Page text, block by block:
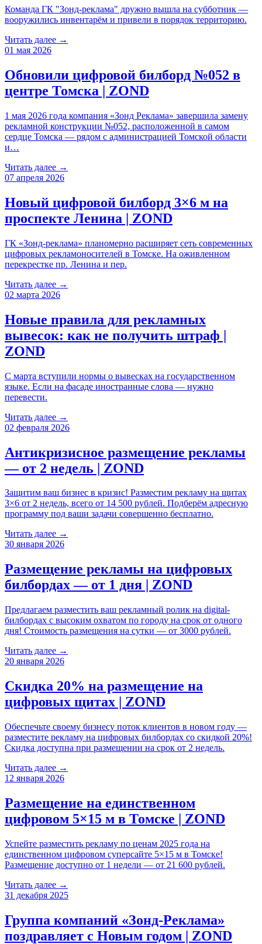
Команда ГК "Зонд-реклама" дружно вышла на субботник —
вооружились инвентарём и привели в порядок территорию.
Читать далее →
01 мая 2026
Обновили цифровой билборд №052 в
центре Томска | ZOND
1 мая 2026 года компания «Зонд Реклама» завершила замену
рекламной конструкции №052, расположенной в самом
сердце Томска — рядом с администрацией Томской области
и…
Читать далее →
07 апреля 2026
Новый цифровой билборд 3×6 м на
проспекте Ленина | ZOND
ГК «Зонд-реклама» планомерно расширяет сеть современных
цифровых рекламоносителей в Томске. На оживленном
перекрестке пр. Ленина и пер.
Читать далее →
02 марта 2026
Новые правила для рекламных
вывесок: как не получить штраф |
ZOND
С марта вступили нормы о вывесках на государственном
языке. Если на фасаде иностранные слова — нужно
перевести.
Читать далее →
02 февраля 2026
Антикризисное размещение рекламы
— от 2 недель | ZOND
Защитим ваш бизнес в кризис! Разместим рекламу на щитах
3×6 от 2 недель, всего от 14 500 рублей. Подберём адресную
программу под ваши задачи совершенно бесплатно.
Читать далее →
30 января 2026
Размещение рекламы на цифровых
билбордах — от 1 дня | ZOND
Предлагаем разместить ваш рекламный ролик на digital-
билбордах с высоким охватом по городу на срок от одного
дня! Стоимость размещения на сутки — от 3000 рублей.
Читать далее →
20 января 2026
Скидка 20% на размещение на
цифровых щитах | ZOND
Обеспечьте своему бизнесу поток клиентов в новом году —
разместите рекламу на цифровых билбордах со скидкой 20%!
Скидка доступна при размещении на срок от 2 недель.
Читать далее →
12 января 2026
Размещение на единственном
цифровом 5×15 м в Томске | ZOND
Успейте разместить рекламу по ценам 2025 года на
единственном цифровом суперсайте 5×15 м в Томске!
Размещение доступно от 1 недели — от 21 600 рублей.
Читать далее →
31 декабря 2025
Группа компаний «Зонд-Реклама»
поздравляет с Новым годом | ZOND